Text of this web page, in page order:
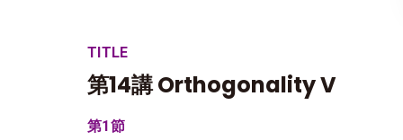
TITLE
第14講 Orthogonality V
第1節